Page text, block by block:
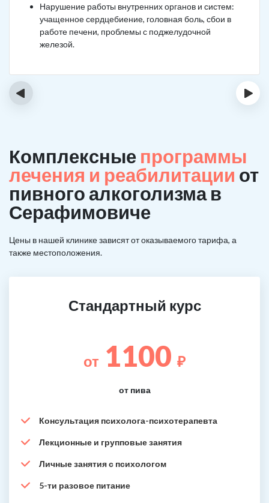
Нарушение работы внутренних органов и систем:
учащенное сердцебиение, головная боль, сбои в
работе печени, проблемы с поджелудочной
железой.
‹ ›
Комплексные программы
лечения и реабилитации от
пивного алкоголизма в
Серафимовиче
Цены в нашей клинике зависят от оказываемого тарифа, а
также местоположения.
Стандартный курс
от 1100 ₽
от пива
Консультация психолога-психотерапевта
Лекционные и групповые занятия
Личные занятия с психологом
5-ти разовое питание